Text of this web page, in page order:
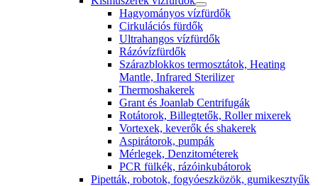
Hagyományos vízfürdők
Cirkulációs fürdők
Ultrahangos vízfürdők
Rázóvízfürdők
Szárazblokkos termosztátok, Heating
Mantle, Infrared Sterilizer
Thermoshakerek
Grant és Joanlab Centrifugák
Rotátorok, Billegtetők, Roller mixerek
Vortexek, keverők és shakerek
Aspirátorok, pumpák
Mérlegek, Denzitométerek
PCR fülkék, rázóinkubátorok
Pipetták, robotok, fogyóeszközök, gumikesztyűk